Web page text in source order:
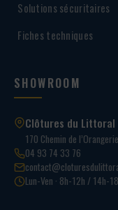
Solutions sécuritaires
Fiches techniques
SHOWROOM
Clôtures du
170 Chemin de
04 93 74 33 76
Lun-Ven · 8h-12h / 14h-